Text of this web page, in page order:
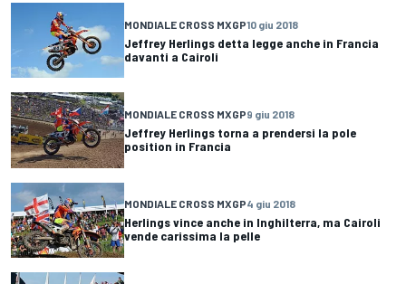
MONDIALE CROSS MXGP10 giu 2018
Jeffrey Herlings detta legge anche in Francia
davanti a Cairoli
MONDIALE CROSS MXGP9 giu 2018
Jeffrey Herlings torna a prendersi la pole
position in Francia
MONDIALE CROSS MXGP4 giu 2018
Herlings vince anche in Inghilterra, ma Cairoli
vende carissima la pelle